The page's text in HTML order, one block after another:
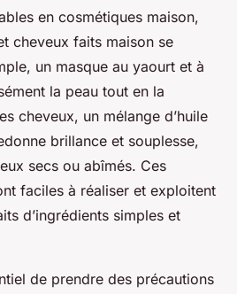
en cosmétiques maison,
cheveux faits maison se
un masque au yaourt et à
la peau tout en la
cheveux, un mélange d’huile
brillance et souplesse,
secs ou abîmés. Ces
faciles à réaliser et exploitent
d’ingrédients simples et
de prendre des précautions